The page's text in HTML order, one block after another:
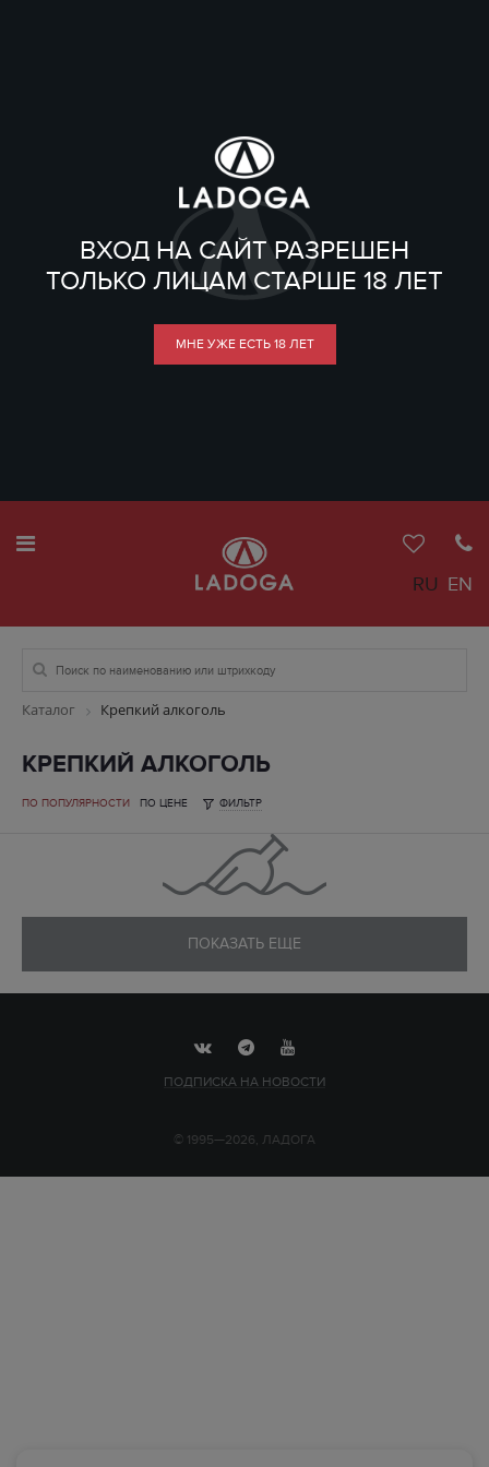
ВХОД НА САЙТ РАЗРЕШЕН
ТОЛЬКО ЛИЦАМ СТАРШЕ 18 ЛЕТ
МНЕ УЖЕ ЕСТЬ 18 ЛЕТ
RU EN
Каталог Крепкий алкоголь
КРЕПКИЙ АЛКОГОЛЬ
ПО ПОПУЛЯРНОСТИ ПО ЦЕНЕ ФИЛЬТР
ПОКАЗАТЬ ЕЩЕ
ПОДПИСКА НА НОВОСТИ
© 1995—2026, ЛАДОГА